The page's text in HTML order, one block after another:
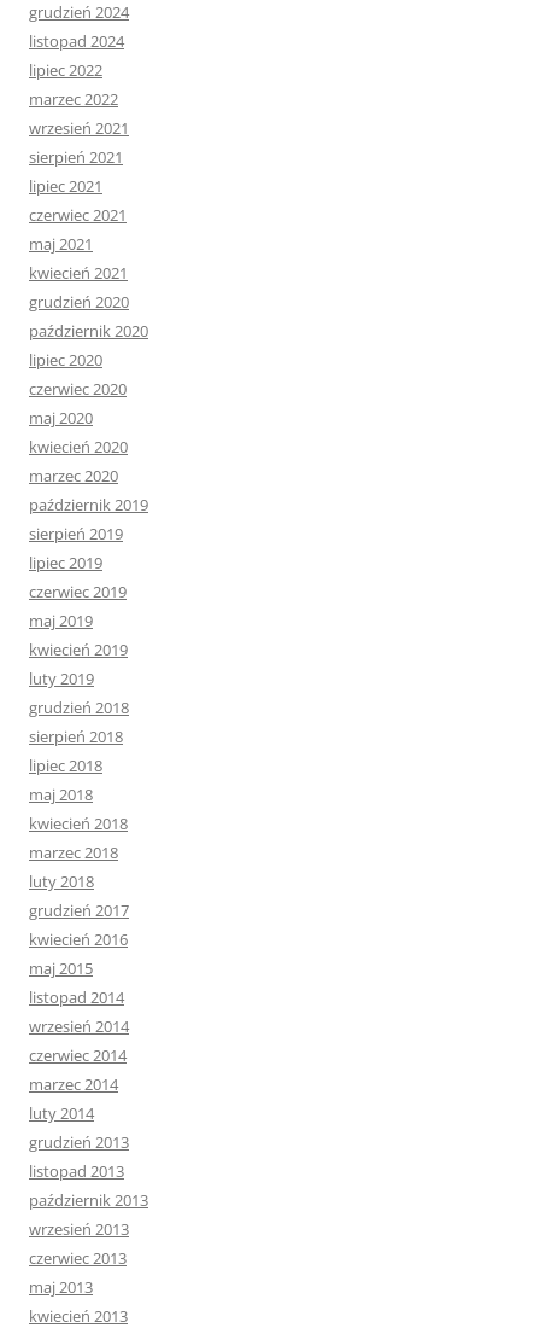
grudzień 2024
listopad 2024
lipiec 2022
marzec 2022
wrzesień 2021
sierpień 2021
lipiec 2021
czerwiec 2021
maj 2021
kwiecień 2021
grudzień 2020
październik 2020
lipiec 2020
czerwiec 2020
maj 2020
kwiecień 2020
marzec 2020
październik 2019
sierpień 2019
lipiec 2019
czerwiec 2019
maj 2019
kwiecień 2019
luty 2019
grudzień 2018
sierpień 2018
lipiec 2018
maj 2018
kwiecień 2018
marzec 2018
luty 2018
grudzień 2017
kwiecień 2016
maj 2015
listopad 2014
wrzesień 2014
czerwiec 2014
marzec 2014
luty 2014
grudzień 2013
listopad 2013
październik 2013
wrzesień 2013
czerwiec 2013
maj 2013
kwiecień 2013